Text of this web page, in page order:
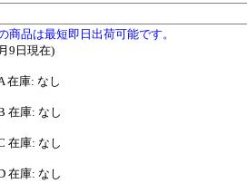
商品は最短即日出荷可能です。
9日現在)
在庫: なし
在庫: なし
在庫: なし
在庫: なし